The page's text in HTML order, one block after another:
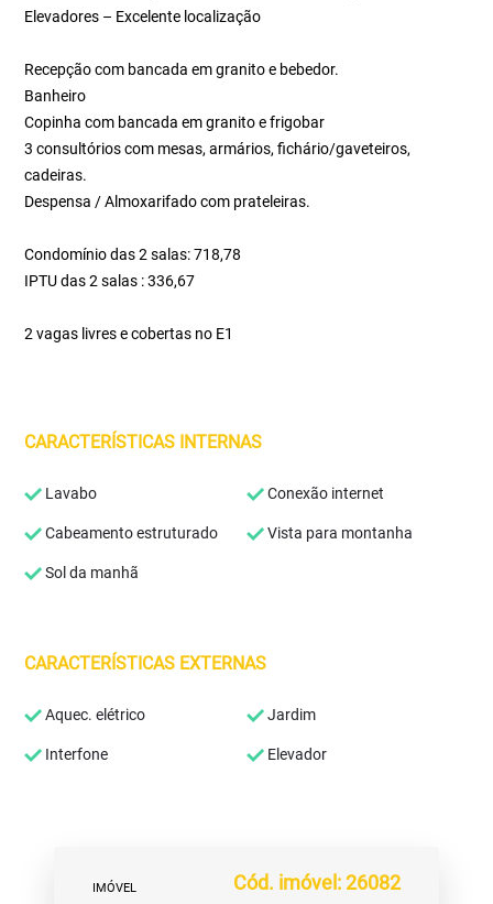
Elevadores – Excelente localização
Recepção com bancada em granito e bebedor.
Banheiro
Copinha com bancada em granito e frigobar
3 consultórios com mesas, armários, fichário/gaveteiros,
cadeiras.
Despensa / Almoxarifado com prateleiras.
Condomínio das 2 salas: 718,78
IPTU das 2 salas : 336,67
2 vagas livres e cobertas no E1
CARACTERÍSTICAS INTERNAS
Lavabo Conexão internet
Cabeamento estruturado Vista para montanha
Sol da manhã
CARACTERÍSTICAS EXTERNAS
Aquec. elétrico Jardim
Interfone Elevador
IMÓVEL Cód. imóvel: 26082